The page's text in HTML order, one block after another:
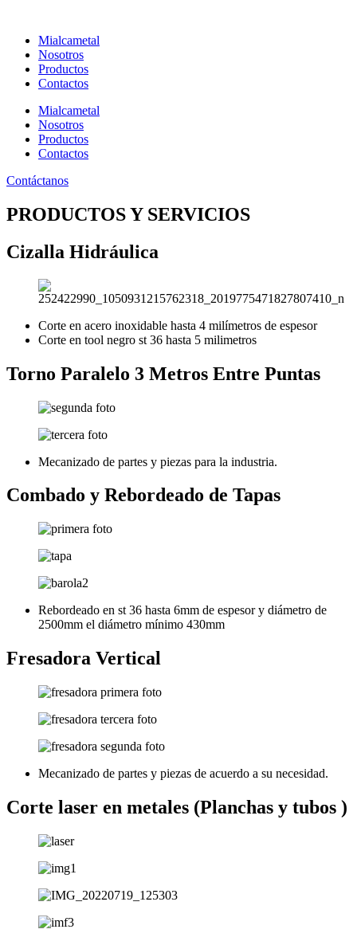
contenidoMialcametal
Nosotros
Productos
Contactos
Mialcametal
Nosotros
Productos
Contactos
Contáctanos
PRODUCTOS Y SERVICIOS
Cizalla Hidráulica
Corte en acero inoxidable hasta 4 milímetros de espesor
Corte en tool negro st 36 hasta 5 milimetros
Torno Paralelo 3 Metros Entre Puntas
Mecanizado de partes y piezas para la industria.
Combado y Rebordeado de Tapas
Rebordeado en st 36 hasta 6mm de espesor y diámetro de
2500mm el diámetro mínimo 430mm
Fresadora Vertical
Mecanizado de partes y piezas de acuerdo a su necesidad.
Corte laser en metales (Planchas y tubos )